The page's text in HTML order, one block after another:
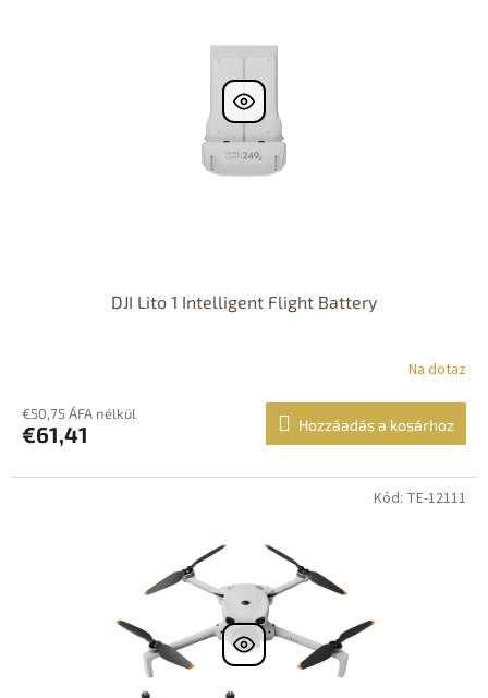
DJI Lito 1 Intelligent Flight Battery
Na dotaz
€50,75 ÁFA nélkül
€61,41 Hozzáadás a kosárhoz
Kód: TE-12111